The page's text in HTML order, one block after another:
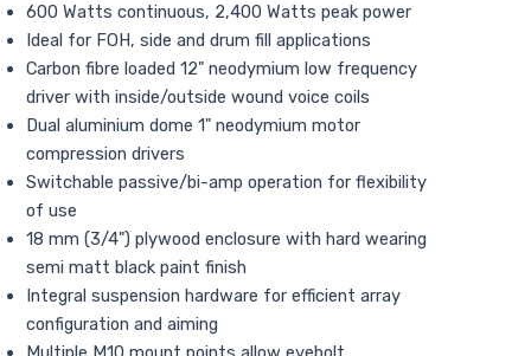
600 Watts continuous, 2,400 Watts peak power
Ideal for FOH, side and drum fill applications
Carbon fibre loaded 12" neodymium low frequency
driver with inside/outside wound voice coils
Dual aluminium dome 1" neodymium motor
compression drivers
Switchable passive/bi-amp operation for flexibility
of use
18 mm (3/4") plywood enclosure with hard wearing
semi matt black paint finish
Integral suspension hardware for efficient array
configuration and aiming